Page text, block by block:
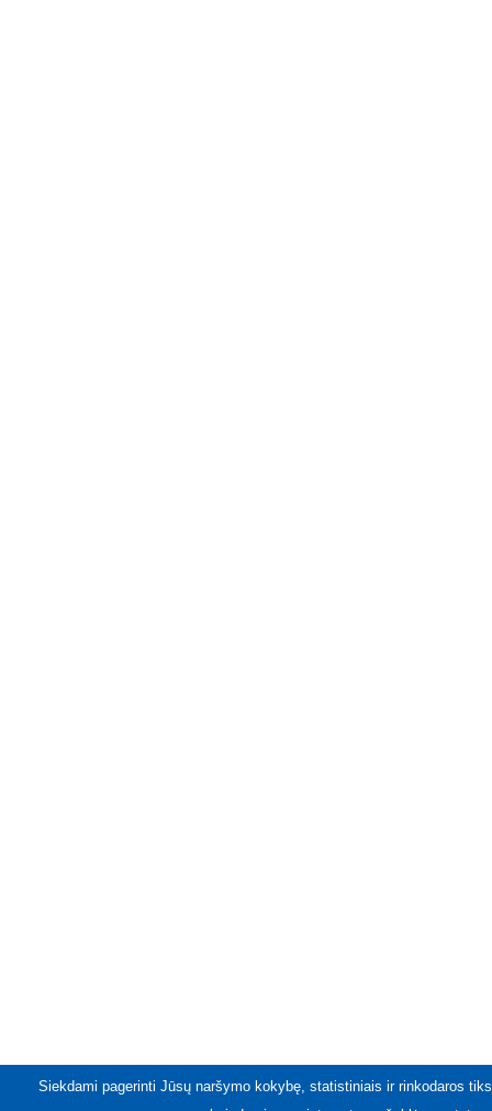
Siekdami pagerinti Jūsų naršymo kokybę, statistiniais ir rinkodaros